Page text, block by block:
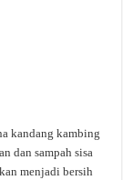
kandang kambing
dan sampah sisa
menjadi bersih